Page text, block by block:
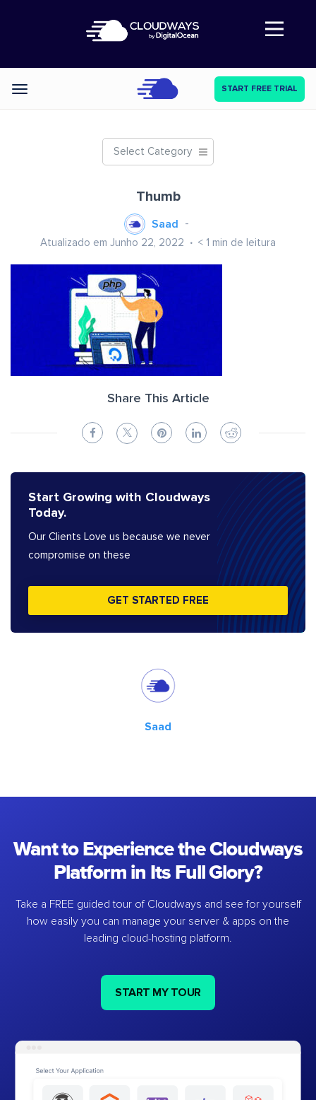
Abre a navegação
Categories START FREE TRIAL
Select Category
Thumb
Saad
Atualizado em Junho 22, 2022 < 1 min de leitura
Share This Article
Start Growing with Cloudways
Today.
Our Clients Love us because we never
compromise on these
GET STARTED FREE
Saad
Want to Experience the Cloudways
Platform in Its Full Glory?
Take a FREE guided tour of Cloudways and see for yourself
how easily you can manage your server & apps on the
leading cloud-hosting platform.
START MY TOUR